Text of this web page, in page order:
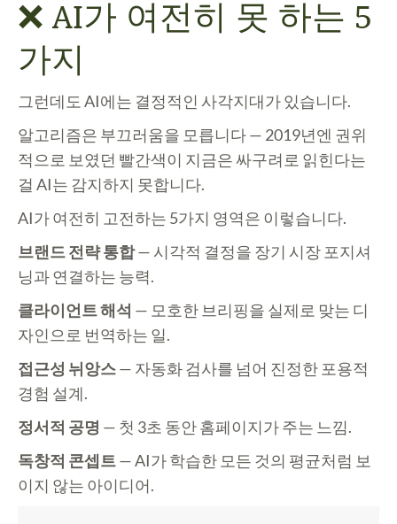
❌ AI가 여전히 못 하는 5
가지
그런데도 AI에는 결정적인 사각지대가 있습니다.
알고리즘은 부끄러움을 모릅니다 — 2019년엔 권위
적으로 보였던 빨간색이 지금은 싸구려로 읽힌다는
걸 AI는 감지하지 못합니다.
AI가 여전히 고전하는 5가지 영역은 이렇습니다.
브랜드 전략 통합— 시각적 결정을 장기 시장 포지셔
닝과 연결하는 능력.
클라이언트 해석 — 모호한 브리핑을 실제로 맞는 디
자인으로 번역하는 일.
접근성 뉘앙스— 자동화 검사를 넘어 진정한 포용적
경험 설계.
정서적 공명 — 첫 3초 동안 홈페이지가 주는 느낌.
독창적 콘셉트— AI가 학습한 모든 것의 평균처럼 보
이지 않는 아이디어.